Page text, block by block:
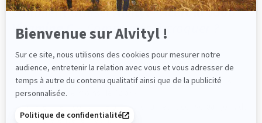
Comment utiliserAlvityl® Acérola 1000
Vitamine C– Comprimés à croquer ?
Posologie :
Alvityl® Acérola 1000 Vitamine C est déconseillé aux
enfants de moins de 12 ans.
préférence le matin.